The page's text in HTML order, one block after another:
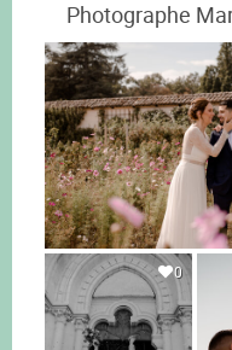
Photographe
0